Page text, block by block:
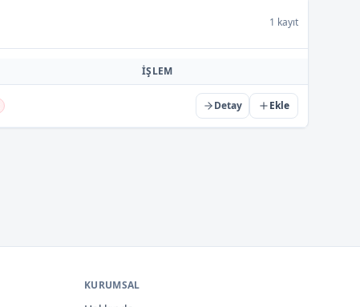
1 kayıt
İŞLEM
Detay Ekle
KURUMSAL